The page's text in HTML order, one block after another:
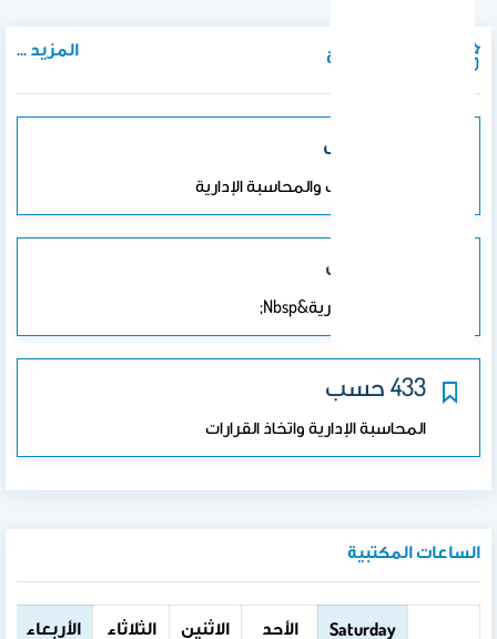
المواد الدراسية المزيد ...
مبادئ التكاليف والمحاسبة الإدارية
المحاسبة الإدارية&nbsp;
433 حسب
المحاسبة الإدارية واتخاذ القرارات
الساعات المكتبية
Saturday الأحد الاثنين الثلاثاء الأربعاء